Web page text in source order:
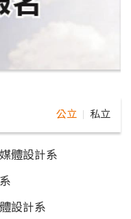
公立 私立
體設計系
設計系